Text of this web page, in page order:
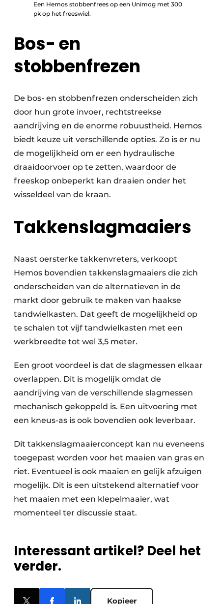
Een Hemos stobbenfrees op een Unimog met 300
pk op het freeswiel.
Bos- en
stobbenfrezen
De bos- en stobbenfrezen onderscheiden zich
door hun grote invoer, rechtstreekse
aandrijving en de enorme robuustheid. Hemos
biedt keuze uit verschillende opties. Zo is er nu
de mogelijkheid om er een hydraulische
draaidoorvoer op te zetten, waardoor de
freeskop onbeperkt kan draaien onder het
wisseldeel van de kraan.
Takkenslagmaaiers
Naast oersterke takkenvreters, verkoopt
Hemos bovendien takkenslagmaaiers die zich
onderscheiden van de alternatieven in de
markt door gebruik te maken van haakse
tandwielkasten. Dat geeft de mogelijkheid op
te schalen tot vijf tandwielkasten met een
werkbreedte tot wel 3,5 meter.
Een groot voordeel is dat de slagmessen elkaar
overlappen. Dit is mogelijk omdat de
aandrijving van de verschillende slagmessen
mechanisch gekoppeld is. Een uitvoering met
een kneus-as is ook bovendien ook leverbaar.
Dit takkenslagmaaierconcept kan nu eveneens
toegepast worden voor het maaien van gras en
riet. Eventueel is ook maaien en gelijk afzuigen
mogelijk. Dit is een uitstekend alternatief voor
het maaien met een klepelmaaier, wat
momenteel ter discussie staat.
Interessant artikel? Deel het
verder.
Kopieer